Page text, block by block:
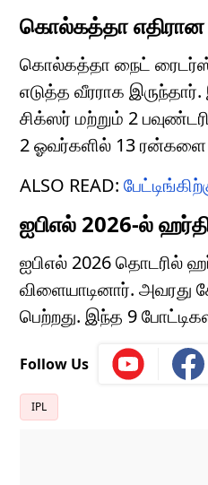
கொல்கத்தா
கொல்கத்தா நைட் ரைடர்ஸ்
எடுத்த வீரராக
சிக்ஸர் மற்றும் 2
2 ஓவர்களில் 13 ரன்களை
ALSO READ:
ஐபிஎல் 2026-ல்
ஐபிஎல் 2026 தொடரில்
விளையாடினார். அவரது
பெற்றது. இந்த 9
Follow Us
IPL